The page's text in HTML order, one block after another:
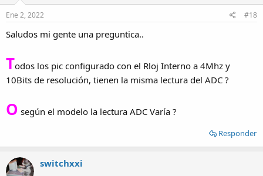
Ene 2, 2022 #18
Saludos mi gente una preguntica..
Todos los pic configurado con el Rloj Interno a 4Mhz y
10Bits de resolución, tienen la misma lectura del ADC ?
O según el modelo la lectura ADC Varía ?
Responder
switchxxi